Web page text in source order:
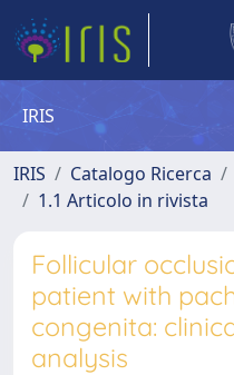
IRIS
IRIS Catalogo Ricerca
1.1 Articolo in rivista
Follicular
patient with
congenita:
analysis